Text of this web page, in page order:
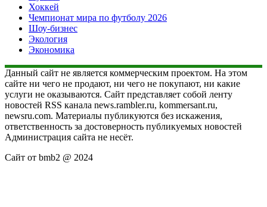
Хоккей
Чемпионат мира по футболу 2026
Шоу-бизнес
Экология
Экономика
Данный сайт не является коммерческим проектом. На этом
сайте ни чего не продают, ни чего не покупают, ни какие
услуги не оказываются. Сайт представляет собой ленту
новостей RSS канала news.rambler.ru, kommersant.ru,
newsru.com. Материалы публикуются без искажения,
ответственность за достоверность публикуемых новостей
Администрация сайта не несёт.
Сайт от bmb2 @ 2024